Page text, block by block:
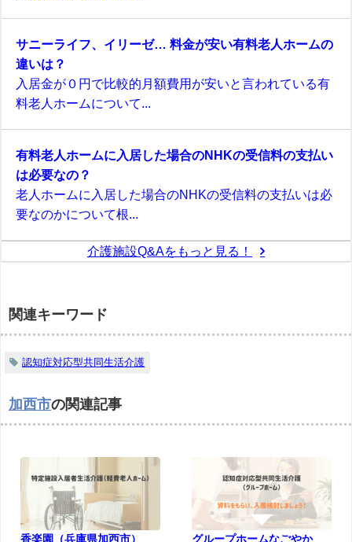
サニーライフ、イリーゼ… 料金が安い有料老人ホームの
違いは？
入居金が０円で比較的月額費用が安いと言われている有
料老人ホームについて...
有料老人ホームに入居した場合のNHKの受信料の支払い
は必要なの？
老人ホームに入居した場合のNHKの受信料の支払いは必
要なのかについて根...
介護施設Q&Aをもっと見る！
関連キーワード
認知症対応型共同生活介護
加西市の関連記事
香楽園（兵庫県加西市） グループホームなごやか